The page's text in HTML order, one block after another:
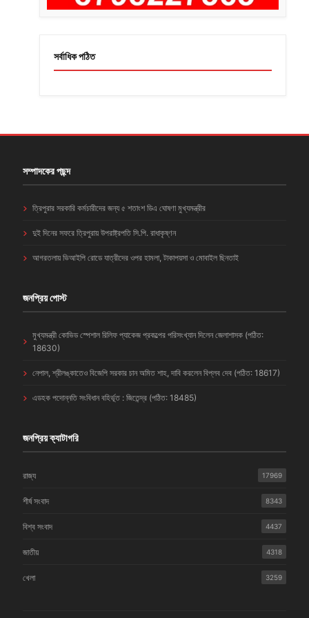
সর্বাধিক পঠিত
সম্পাদকের পছন্দ
ত্রিপুরার সরকারি কর্মচারীদের জন্য ৫ শতাংশ ডিএ ঘোষণা মুখ্যমন্ত্রীর
দুই দিনের সফরে ত্রিপুরায় উপরাষ্ট্রপতি সি.পি. রাধাকৃষ্ণন
আগরতলায় ভিআইপি রোডে যাত্রীদের ওপর হামলা, টাকাপয়সা ও মোবাইল ছিনতাই
জনপ্রিয় পোস্ট
মুখ্যমন্ত্রী কোভিড স্পেশাল রিলিফ প্যাকেজ প্রকল্পের পরিসংখ্যান দিলেন জেলাশাসক (পঠিত:
18630)
নেপাল, শ্রীলঙ্কাতেও বিজেপি সরকার চান অমিত শাহ, দাবি করলেন বিপ্লব দেব (পঠিত: 18617)
এডহক পদোন্নতি সংবিধান বহির্ভূত : জিতেন্দ্র (পঠিত: 18485)
জনপ্রিয় ক্যাটাগরি
রাজ্য 17969
শীর্ষ সংবাদ 8343
বিশ্ব সংবাদ 4437
জাতীয় 4318
খেলা 3259